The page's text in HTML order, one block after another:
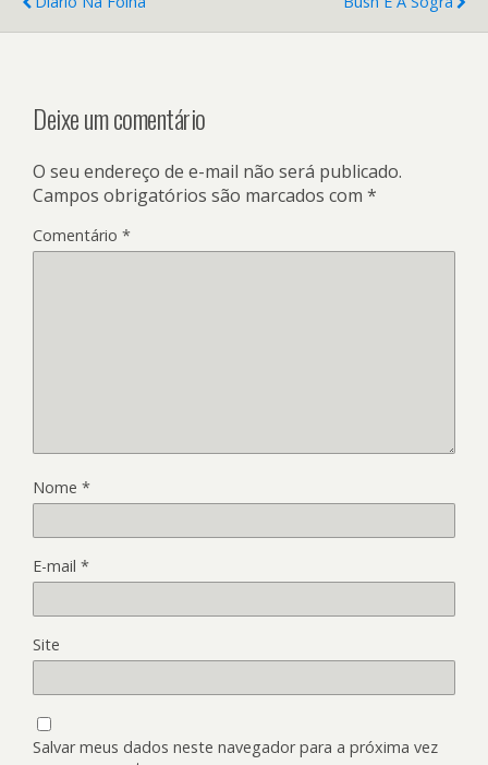
Deixe um comentário
O seu endereço de e-mail não será publicado.
Campos obrigatórios são marcados com *
Comentário *
Nome *
E-mail *
Site
Salvar meus dados neste navegador para a próxima vez